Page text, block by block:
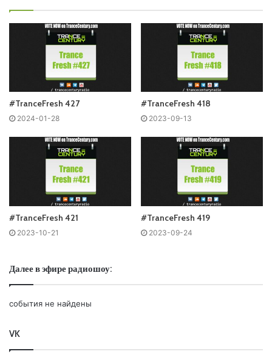
Понравился выпуск?
Ваша оценка:
#TranceFresh 427
2024-01-28
#TranceFresh 418
2023-09-13
#TranceFresh 421
2023-10-21
#TranceFresh 419
2023-09-24
Далее в эфире радиошоу:
события не найдены
VK